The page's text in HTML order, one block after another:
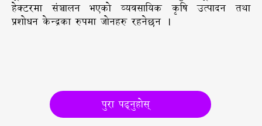
हेक्टरमा संञ्चालन भएको व्यवसायिक कृषि उत्पादन तथा
प्रशोधन केन्द्रका रुपमा जोनहरु रहनेछन ।
पुरा पढ्नुहोस्